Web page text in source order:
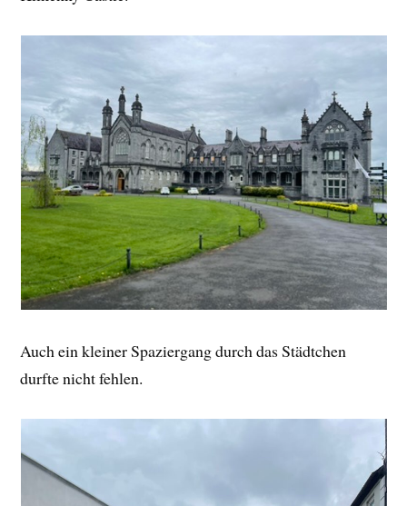
Auch ein kleiner Spaziergang durch das Städtchen
durfte nicht fehlen.